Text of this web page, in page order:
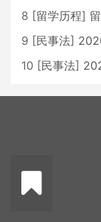
8 [留学历程] 留
9 [民事法]
10 [民事法]